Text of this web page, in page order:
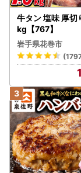
牛タン 塩味 厚切
kg【767】
岩手県花巻市